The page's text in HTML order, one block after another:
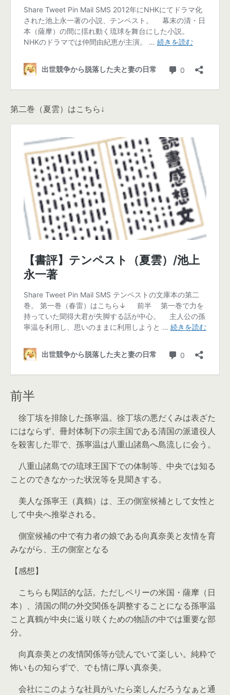
第二巻（夏雲）はこちら↓
前半
徐丁垓を排除した孫寧温。徐丁垓の悪だくみは表ざた
にはならず、冊封体制下の宗主国である清国の派遣役人
を殺害した罪で、孫寧温は八重山諸島へ島流しに会う。
八重山諸島での琉球王国下での体制等、中央では知る
ことのできなかった状況等を見聞きする。
美人な孫寧王（真鶴）は、王の側室候補として女性と
して中央へ推挙される。
側室候補の中で有力者の娘である向真奈美と友情を育
みながら、王の側室となる
【感想】
こちらも閑話的な話。ただしペリーの米国・薩摩（日
本）、清国の間の外交関係を調整することになる孫寧温
こと真鶴が中央に返り咲くための物語の中では重要な部
分。
向真奈美との友情関係等が読んでいて楽しい。純粋で
怖いもの知らずで、でも情に厚い真奈美。
会社にこのような社員がいたら楽しんだろうなぁと通